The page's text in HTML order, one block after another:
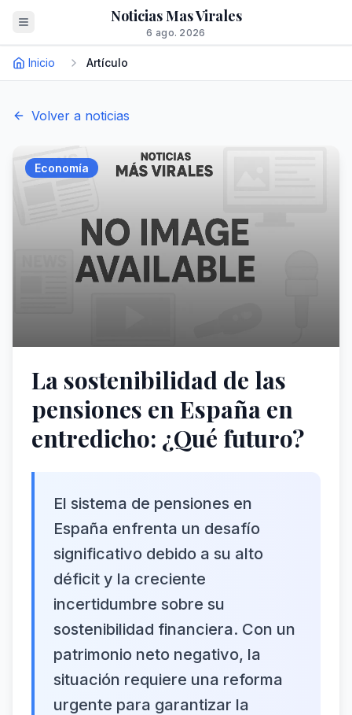
Noticias Mas Virales
6 ago. 2026
Inicio Artículo
Volver a noticias
Economía
La sostenibilidad de las
pensiones en España en
entredicho: ¿Qué futuro?
El sistema de pensiones en
España enfrenta un desafío
significativo debido a su alto
déficit y la creciente
incertidumbre sobre su
sostenibilidad financiera. Con un
patrimonio neto negativo, la
situación requiere una reforma
urgente para garantizar la